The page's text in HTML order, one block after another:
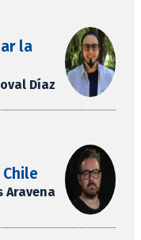
la
Díaz
Aravena